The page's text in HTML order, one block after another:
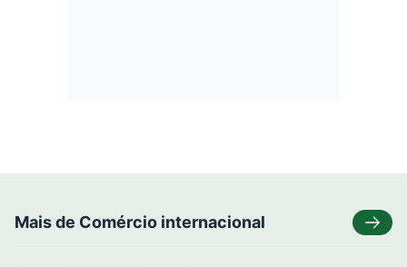
Mais de Comércio internacional